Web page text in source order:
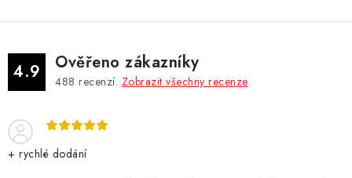
4.9 Ověřeno zákazníky
488 recenzí. Zobrazit všechny recenze
+ rychlé dodání